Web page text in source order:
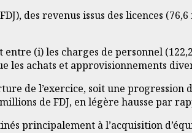
des revenus issus des licences (76,6
(i) les charges de personnel
les achats et approvisionnements
de l’exercice, soit une progression
de FDJ, en légère hausse par
principalement à l’acquisition